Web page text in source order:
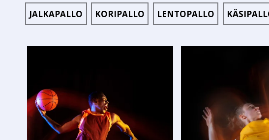
JALKAPALLO KORIPALLO LENTOPALLO